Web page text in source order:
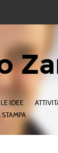
LE IDEE
STAMPA